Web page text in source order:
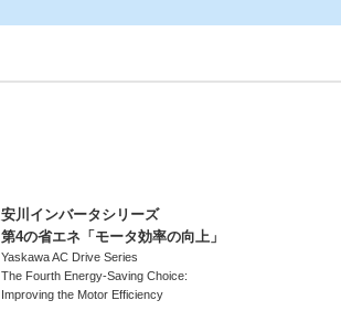
安川インバータシリーズ
第4の省エネ「モータ効率の向上」
Yaskawa AC Drive Series
The Fourth Energy-Saving Choice:
Improving the Motor Efficiency